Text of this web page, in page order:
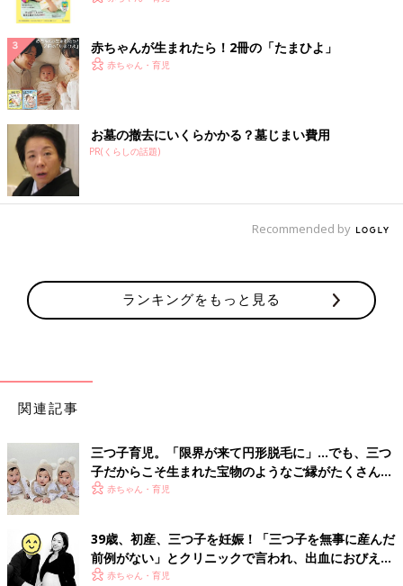
赤ちゃんが生まれたら！2冊の「たまひよ」
赤ちゃん・育児
お墓の撤去にいくらかかる？墓じまい費用
PR(くらしの話題)
Recommended by
ランキングをもっと見る
関連記事
三つ子育児。「限界が来て円形脱毛に」…でも、三つ
子だからこそ生まれた宝物のようなご縁がたくさん！
【体験談】
赤ちゃん・育児
39歳、初産、三つ子を妊娠！「三つ子を無事に産んだ
前例がない」とクリニックで言われ、出血におびえる
日々…【桑子英里アナ・インタビュー】
赤ちゃん・育児